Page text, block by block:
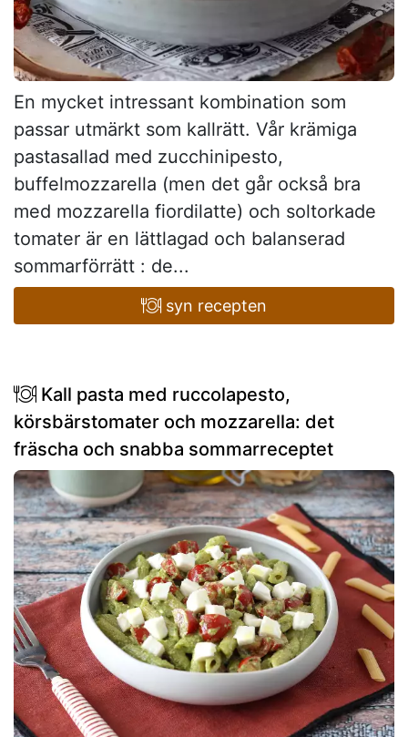
En mycket intressant kombination som
passar utmärkt som kallrätt. Vår krämiga
pastasallad med zucchinipesto,
buffelmozzarella (men det går också bra
med mozzarella fiordilatte) och soltorkade
tomater är en lättlagad och balanserad
sommarförrätt : de...
syn recepten
Kall pasta med ruccolapesto,
körsbärstomater och mozzarella: det
fräscha och snabba sommarreceptet